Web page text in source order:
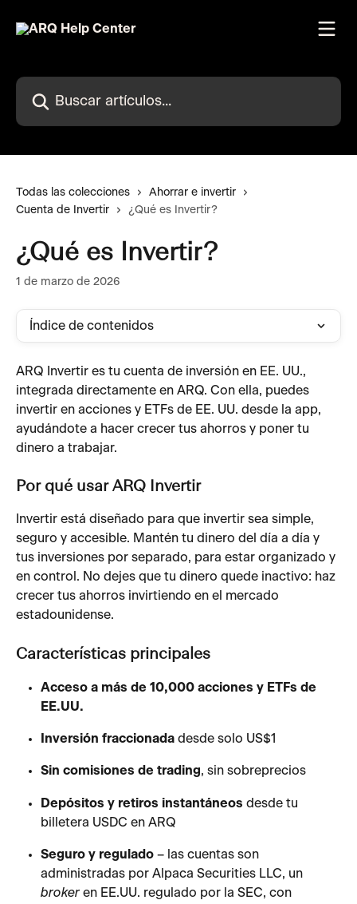
Buscar artículos...
Todas las colecciones
Ahorrar e invertir
Cuenta de Invertir
¿Qué es Invertir?
¿Qué es Invertir?
1 de marzo de 2026
Índice de contenidos
ARQ Invertir es tu cuenta de inversión en EE. UU.,
integrada directamente en ARQ. Con ella, puedes
invertir en acciones y ETFs de EE. UU. desde la app,
ayudándote a hacer crecer tus ahorros y poner tu
dinero a trabajar.
Por qué usar ARQ Invertir
Invertir está diseñado para que invertir sea simple,
seguro y accesible. Mantén tu dinero del día a día y
tus inversiones por separado, para estar organizado y
en control. No dejes que tu dinero quede inactivo: haz
crecer tus ahorros invirtiendo en el mercado
estadounidense.
Características principales
Acceso a más de 10,000 acciones y ETFs de
EE.UU.
Inversión fraccionada desde solo US$1
Sin comisiones de trading, sin sobreprecios
Depósitos y retiros instantáneos desde tu
billetera USDC en ARQ
Seguro y regulado – las cuentas son
administradas por Alpaca Securities LLC, un
broker en EE.UU. regulado por la SEC, con